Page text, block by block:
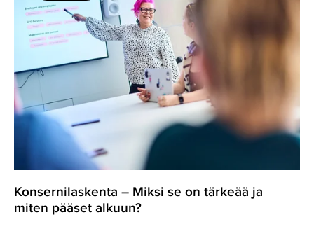
Miksi
tärkeää
ja
miten
pääset
Konsernilaskenta – Miksi se on tärkeää ja
miten pääset alkuun?